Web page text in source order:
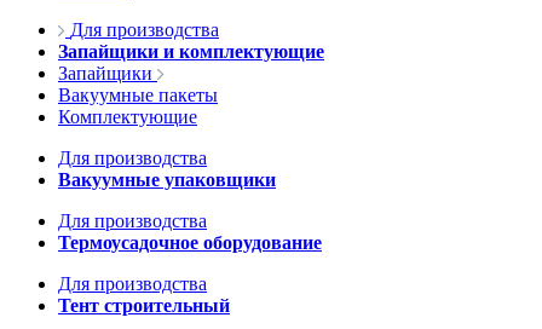
Для производства
Запайщики и комплектующие
Запайщики
Вакуумные пакеты
Комплектующие
Для производства
Вакуумные упаковщики
Для производства
Термоусадочное оборудование
Для производства
Тент строительный